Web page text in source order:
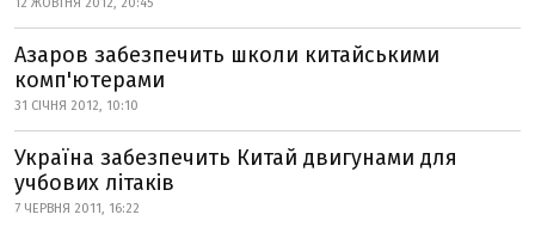
Азаров забезпечить школи китайськими
комп'ютерами
31 СІЧНЯ 2012, 10:10
Україна забезпечить Китай двигунами для
учбових літаків
7 ЧЕРВНЯ 2011, 16:22